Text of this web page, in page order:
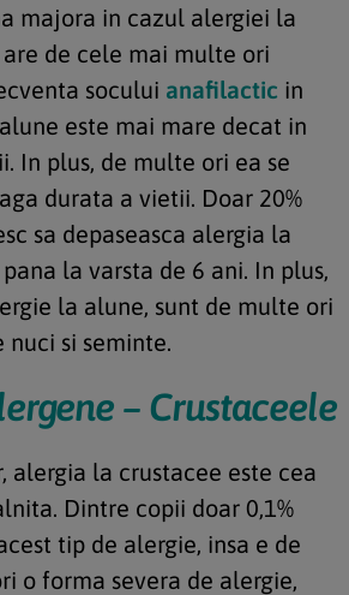
majora in cazul alergiei la
de cele mai multe ori
socului anafilactic in
este mai mare decat in
In plus, de multe ori ea se
durata a vietii. Doar 20%
sa depaseasca alergia la
la varsta de 6 ani. In plus,
la alune, sunt de multe ori
si seminte.
– Crustaceele
alergia la crustacee este cea
Dintre copii doar 0,1%
tip de alergie, insa e de
o forma severa de alergie,